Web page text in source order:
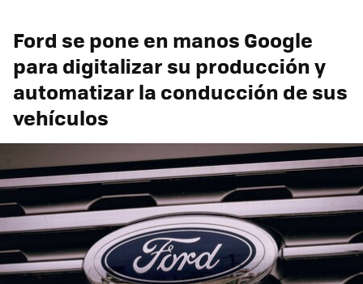
Ford se pone en manos Google
para digitalizar su producción y
automatizar la conducción de sus
vehículos